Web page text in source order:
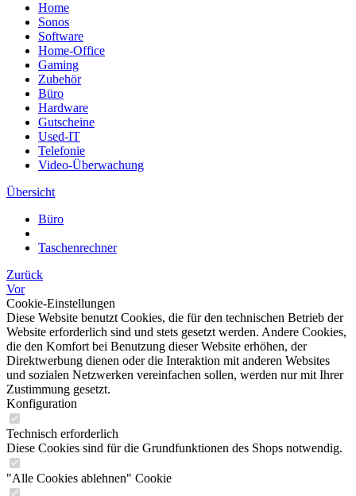
Home
Sonos
Software
Home-Office
Gaming
Zubehör
Büro
Hardware
Gutscheine
Used-IT
Telefonie
Video-Überwachung
Übersicht
Büro
Taschenrechner
Zurück
Vor
Cookie-Einstellungen
Diese Website benutzt Cookies, die für den technischen Betrieb der
Website erforderlich sind und stets gesetzt werden. Andere Cookies,
die den Komfort bei Benutzung dieser Website erhöhen, der
Direktwerbung dienen oder die Interaktion mit anderen Websites
und sozialen Netzwerken vereinfachen sollen, werden nur mit Ihrer
Zustimmung gesetzt.
Konfiguration
Technisch erforderlich
Diese Cookies sind für die Grundfunktionen des Shops notwendig.
"Alle Cookies ablehnen" Cookie